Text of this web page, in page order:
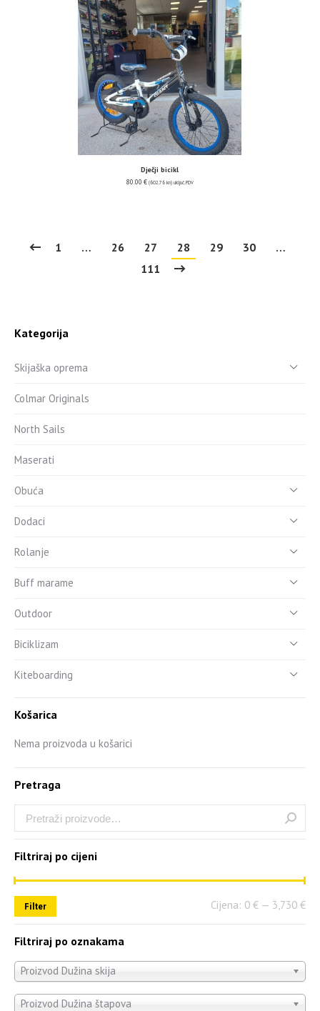
Dječji bicikl
80.00 € (602.76 kn) uključ. PDV
1 … 26 27 28 29 30
…
111
Kategorija
Skijaška oprema
Colmar Originals
North Sails
Maserati
Obuća
Dodaci
Rolanje
Buff marame
Outdoor
Biciklizam
Kiteboarding
Košarica
Nema proizvoda u košarici
Pretraga
Filtriraj po cijeni
Filter Cijena: 0 € — 3,730 €
Filtriraj po oznakama
Proizvod Dužina skija
Proizvod Dužina štapova